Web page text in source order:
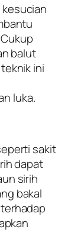
balut
ini
luka.
sakit
dapat
sirih
bakal